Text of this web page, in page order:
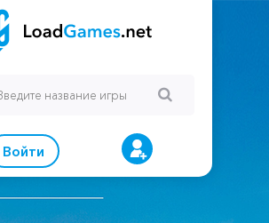
Войти